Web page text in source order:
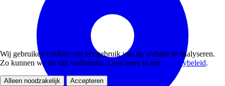
Wij gebruiken cookies om het gebruik van de website te analyseren.
Zo kunnen we de site verbeteren. Lees meer in ons
privacybeleid.
Alleen noodzakelijk Accepteren